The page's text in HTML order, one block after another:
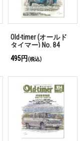
Old-timer (オールド
タイマー) No. 84
495円(税込)